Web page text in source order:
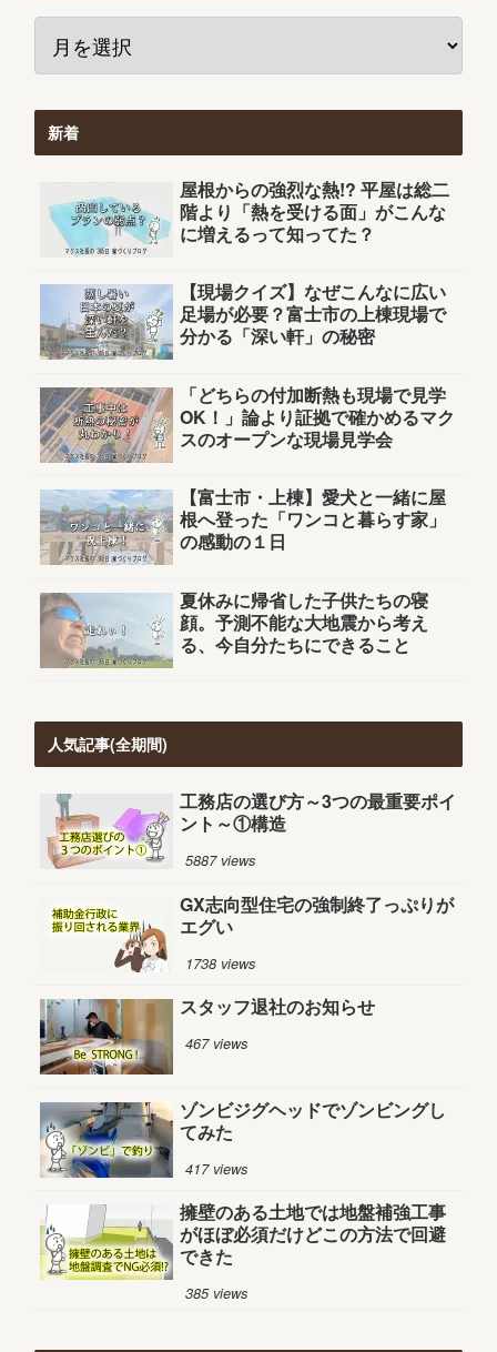
新着
屋根からの強烈な熱!? 平屋は総二
階より「熱を受ける面」がこんな
に増えるって知ってた？
【現場クイズ】なぜこんなに広い
足場が必要？富士市の上棟現場で
分かる「深い軒」の秘密
「どちらの付加断熱も現場で見学
OK！」論より証拠で確かめるマク
スのオープンな現場見学会
【富士市・上棟】愛犬と一緒に屋
根へ登った「ワンコと暮らす家」
の感動の１日
夏休みに帰省した子供たちの寝
顔。予測不能な大地震から考え
る、今自分たちにできること
人気記事(全期間)
工務店の選び方～3つの最重要ポイ
ント～①構造
5887 views
GX志向型住宅の強制終了っぷりが
エグい
1738 views
スタッフ退社のお知らせ
467 views
ゾンビジグヘッドでゾンビングし
てみた
417 views
擁壁のある土地では地盤補強工事
がほぼ必須だけどこの方法で回避
できた
385 views